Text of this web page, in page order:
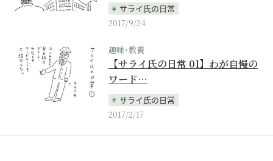
サライ氏の日常
2017/9/24
趣味･教養
【サライ氏の日常 01】わが自慢の
ワード…
サライ氏の日常
2017/2/17